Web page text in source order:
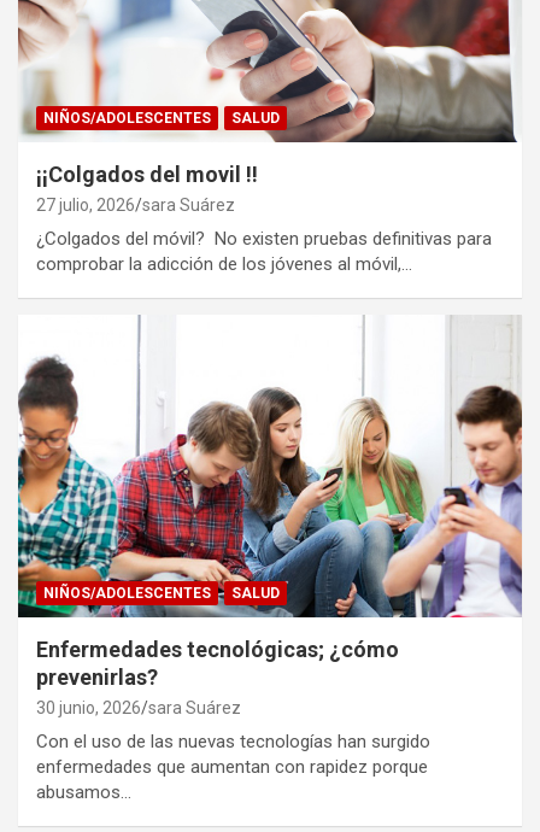
NIÑOS/ADOLESCENTES SALUD
¡¡Colgados del movil !!
27 julio, 2026 sara Suárez
¿Colgados del móvil? No existen pruebas definitivas para
comprobar la adicción de los jóvenes al móvil,…
NIÑOS/ADOLESCENTES SALUD
Enfermedades tecnológicas; ¿cómo
prevenirlas?
30 junio, 2026 sara Suárez
Con el uso de las nuevas tecnologías han surgido
enfermedades que aumentan con rapidez porque
abusamos…